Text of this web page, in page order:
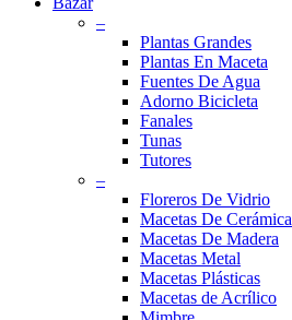
–
Plantas Grandes
Plantas En Maceta
Fuentes De Agua
Adorno Bicicleta
Fanales
Tunas
Tutores
–
Floreros De Vidrio
Macetas De Cerámica
Macetas De Madera
Macetas Metal
Macetas Plásticas
Macetas de Acrílico